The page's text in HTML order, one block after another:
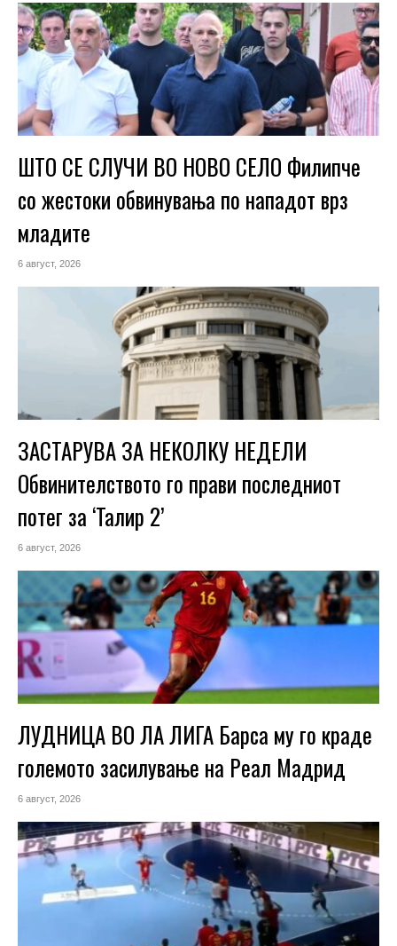
ШТО СЕ СЛУЧИ ВО НОВО СЕЛО Филипче
со жестоки обвинувања по нападот врз
младите
6 август, 2026
ЗАСТАРУВА ЗА НЕКОЛКУ НЕДЕЛИ
Обвинителството го прави последниот
потег за ‘Талир 2’
6 август, 2026
ЛУДНИЦА ВО ЛА ЛИГА Барса му го краде
големото засилување на Реал Мадрид
6 август, 2026